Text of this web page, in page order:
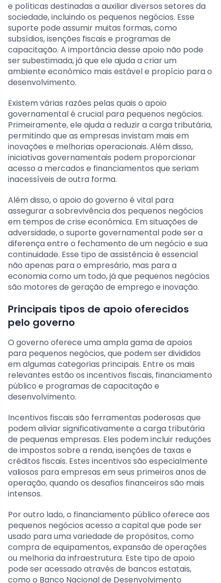
e políticas destinadas a auxiliar diversos setores da
sociedade, incluindo os pequenos negócios. Esse
suporte pode assumir muitas formas, como
subsídios, isenções fiscais e programas de
capacitação. A importância desse apoio não pode
ser subestimada, já que ele ajuda a criar um
ambiente econômico mais estável e propício para o
desenvolvimento.
Existem várias razões pelas quais o apoio
governamental é crucial para pequenos negócios.
Primeiramente, ele ajuda a reduzir a carga tributária,
permitindo que as empresas invistam mais em
inovações e melhorias operacionais. Além disso,
iniciativas governamentais podem proporcionar
acesso a mercados e financiamentos que seriam
inacessíveis de outra forma.
Além disso, o apoio do governo é vital para
assegurar a sobrevivência dos pequenos negócios
em tempos de crise econômica. Em situações de
adversidade, o suporte governamental pode ser a
diferença entre o fechamento de um negócio e sua
continuidade. Esse tipo de assistência é essencial
não apenas para o empresário, mas para a
economia como um todo, já que pequenos negócios
são motores de geração de emprego e inovação.
Principais tipos de apoio oferecidos
pelo governo
O governo oferece uma ampla gama de apoios
para pequenos negócios, que podem ser divididos
em algumas categorias principais. Entre os mais
relevantes estão os incentivos fiscais, financiamento
público e programas de capacitação e
desenvolvimento.
Incentivos fiscais são ferramentas poderosas que
podem aliviar significativamente a carga tributária
de pequenas empresas. Eles podem incluir reduções
de impostos sobre a renda, isenções de taxas e
créditos fiscais. Estes incentivos são especialmente
valiosos para empresas em seus primeiros anos de
operação, quando os desafios financeiros são mais
intensos.
Por outro lado, o financiamento público oferece aos
pequenos negócios acesso a capital que pode ser
usado para uma variedade de propósitos, como
compra de equipamentos, expansão de operações
ou melhoria da infraestrutura. Este tipo de apoio
pode ser acessado através de bancos estatais,
como o Banco Nacional de Desenvolvimento